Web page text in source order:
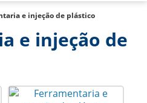
e injeção de plástico
e injeção de